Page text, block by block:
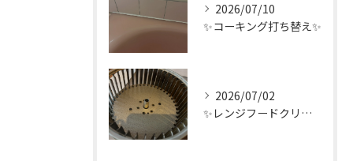
2026/07/10
✨コーキング打ち替え✨
2026/07/02
✨レンジフードクリーニング✨